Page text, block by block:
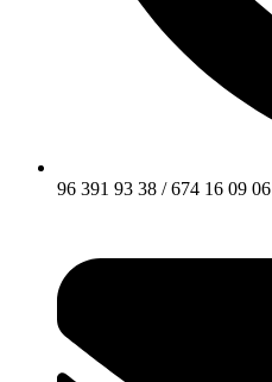
96 391 93 38 / 674 16 09 06